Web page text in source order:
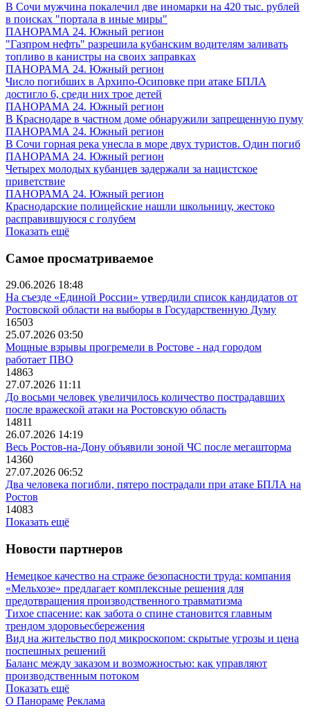
В Сочи мужчина покалечил две иномарки на 420 тыс. рублей
в поисках "портала в иные миры"
ПАНОРАМА 24. Южный регион
"Газпром нефть" разрешила кубанским водителям заливать
топливо в канистры на своих заправках
ПАНОРАМА 24. Южный регион
Число погибших в Архипо-Осиповке при атаке БПЛА
достигло 6, среди них трое детей
ПАНОРАМА 24. Южный регион
В Краснодаре в частном доме обнаружили запрещенную пуму
ПАНОРАМА 24. Южный регион
В Сочи горная река унесла в море двух туристов. Один погиб
ПАНОРАМА 24. Южный регион
Четырех молодых кубанцев задержали за нацистское
приветствие
ПАНОРАМА 24. Южный регион
Краснодарские полицейские нашли школьницу, жестоко
расправившуюся с голубем
Показать ещё
Самое просматриваемое
29.06.2026 18:48
На съезде «Единой России» утвердили список кандидатов от
Ростовской области на выборы в Государственную Думу
16503
25.07.2026 03:50
Мощные взрывы прогремели в Ростове - над городом
работает ПВО
14863
27.07.2026 11:11
До восьми человек увеличилось количество пострадавших
после вражеской атаки на Ростовскую область
14811
26.07.2026 14:19
Весь Ростов-на-Дону объявили зоной ЧС после мегашторма
14360
27.07.2026 06:52
Два человека погибли, пятеро пострадали при атаке БПЛА на
Ростов
14083
Показать ещё
Новости партнеров
Немецкое качество на страже безопасности труда: компания
«Мельхозе» предлагает комплексные решения для
предотвращения производственного травматизма
Тихое спасение: как забота о спине становится главным
трендом здоровьесбережения
Вид на жительство под микроскопом: скрытые угрозы и цена
поспешных решений
Баланс между заказом и возможностью: как управляют
производственным потоком
Показать ещё
О Панораме Реклама